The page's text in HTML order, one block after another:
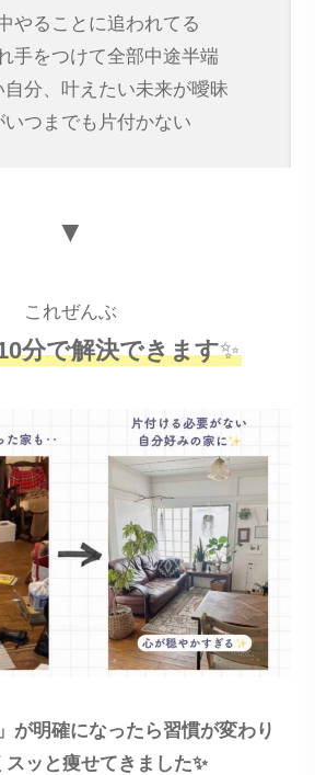
やることに追われてる
手をつけて全部中途半端
自分、叶えたい未来が曖昧
いつまでも片付かない
▼
これぜんぶ
分で解決できます✨
が明確になったら習慣が変わり
スッと痩せてきました✨